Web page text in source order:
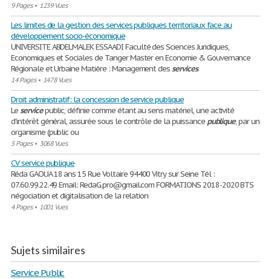
9 Pages• 1239 Vues
Les limites de la gestion des services publiques territoriaux face au
développement socio-économique
UNIVERSITE ABDELMALEK ESSAADI Faculté des Sciences Juridiques,
Economiques et Sociales de Tanger Master en Economie & Gouvernance
Régionale et Urbaine Matière : Management desservices
14 Pages• 1478 Vues
Droit administratif: la concession de service publique
Leservicepublic, définie comme étant au sens matériel, une activité
d'intérêt général, assurée sous le contrôle de la puissance publique, par un
organisme (public ou
5 Pages• 3068 Vues
CV service publique
Réda GAOUA 18 ans 15 Rue Voltaire 94400 Vitry sur Seine Tél :
07.60.99.22.49 Email: RedaG.pro@gmail.com FORMATIONS 2018-2020 BTS
négociation et digitalisation de la relation
4 Pages• 1001 Vues
Sujets similaires
Service Public